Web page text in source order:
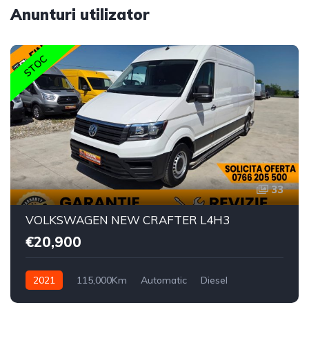
Anunturi utilizator
STOC
33
VOLKSWAGEN NEW CRAFTER L4H3
€20,900
2021 115,000Km Automatic Diesel